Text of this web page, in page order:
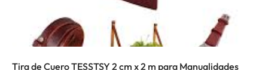
Tira de Cuero TESSTSY 2 cm x 2 m para Manualidades